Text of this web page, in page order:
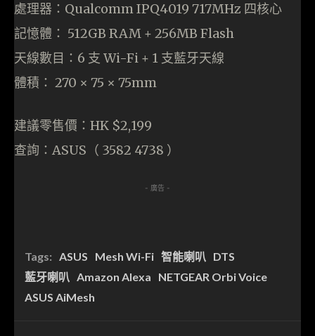
處理器：Qualcomm IPQ4019 717MHz 四核心
記憶體： 512GB RAM + 256MB Flash
天線數目：6 支 Wi-Fi + 1 支藍牙天線
體積： 270 × 75 × 75mm
建議零售價：HK $2,199
查詢：ASUS（ 3582 4738 ）
- 廣告 -
Tags: ASUS Mesh Wi-Fi 智能喇叭
DTS
藍牙喇叭 Amazon Alexa
NETGEAR Orbi Voice
ASUS AiMesh